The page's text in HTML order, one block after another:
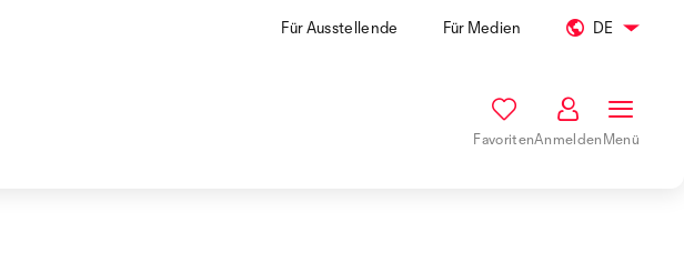
Für Ausstellende Für Medien DE
FavoritenAnmeldenMenü